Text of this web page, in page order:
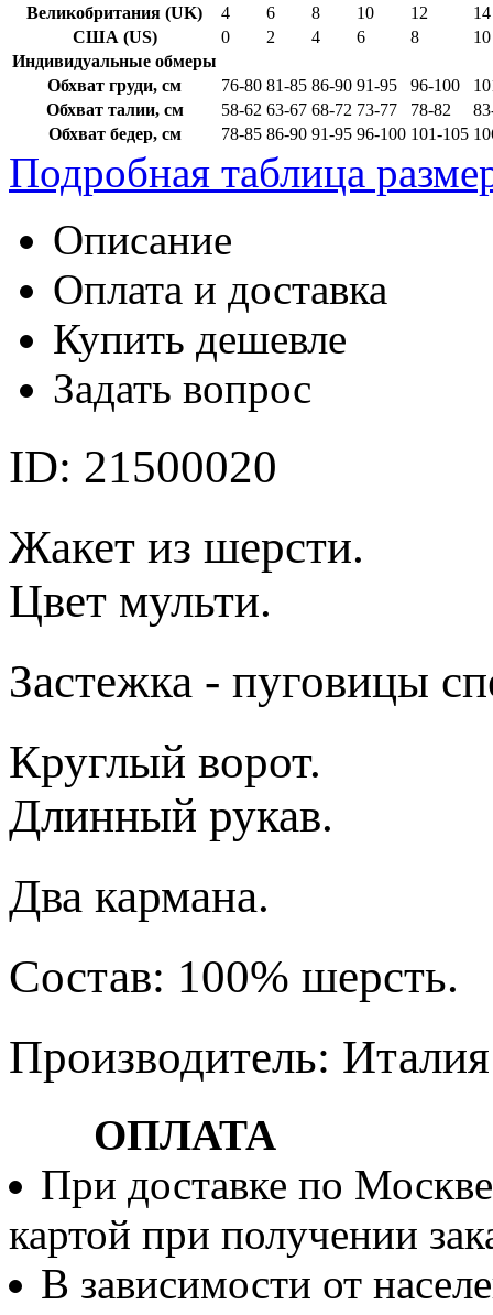
Великобритания (UK)
4 6 8 10 12
14
США (US)
0 2 4 6 8
10
Индивидуальные обмеры
Обхват груди, см
76-80 81-85 86-90 91-95 96-100
Обхват талии, см
58-62 63-67 68-72 73-77 78-82
Обхват бедер, см
78-85 86-90 91-95 96-100 101-105
Подробная таблица
Описание
Оплата и доставка
Купить дешевле
Задать вопрос
ID: 21500020
Жакет из шерсти.
Цвет мульти.
Застежка - пуговицы
Круглый ворот.
Длинный рукав.
Два кармана.
Состав: 100% шерсть.
Производитель: Италия
ОПЛАТА
При доставке по
картой при получении
В зависимости от